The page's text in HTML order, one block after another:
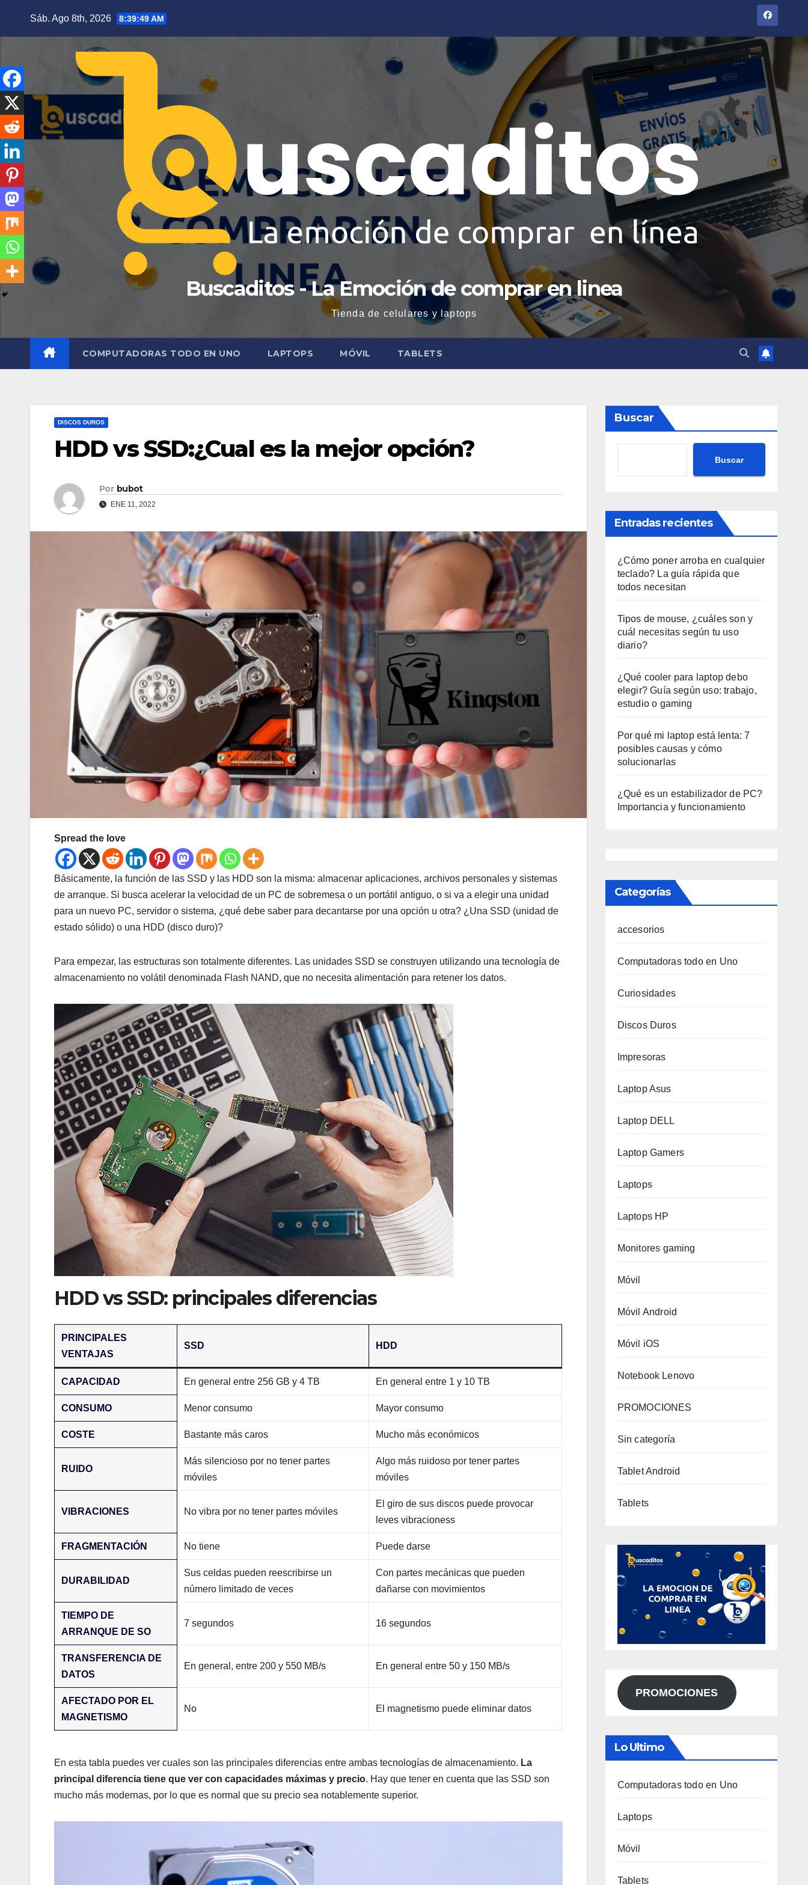
Sáb. Ago 8th, 2026 8:39:51 AM
Buscaditos - La Emoción de comprar en linea
Tienda de celulares y laptops
COMPUTADORAS TODO EN UNO LAPTOPS MÓVIL TABLETS
DISCOS DUROS
HDD vs SSD:¿Cual es la mejor opción?
Por bubot
ENE 11, 2022
Spread the love
Básicamente, la función de las SSD y las HDD son la misma: almacenar aplicaciones, archivos personales y sistemas
de arranque. Si busca acelerar la velocidad de un PC de sobremesa o un portátil antiguo, o si va a elegir una unidad
para un nuevo PC, servidor o sistema, ¿qué debe saber para decantarse por una opción u otra? ¿Una SSD (unidad de
estado sólido) o una HDD (disco duro)?
Para empezar, las estructuras son totalmente diferentes. Las unidades SSD se construyen utilizando una tecnología de
almacenamiento no volátil denominada Flash NAND, que no necesita alimentación para retener los datos.
HDD vs SSD: principales diferencias
PRINCIPALES
VENTAJAS
SSD HDD
CAPACIDAD En general entre 256 GB y 4 TB En general entre 1 y 10 TB
CONSUMO Menor consumo Mayor consumo
COSTE Bastante más caros Mucho más económicos
RUIDO
Más silencioso por no tener partes
móviles
Algo más ruidoso por tener partes
móviles
VIBRACIONES No vibra por no tener partes móviles
El giro de sus discos puede provocar
leves vibracioness
FRAGMENTACIÓN No tiene Puede darse
DURABILIDAD
Sus celdas pueden reescribirse un
número limitado de veces
Con partes mecánicas que pueden
dañarse con movimientos
TIEMPO DE
ARRANQUE DE SO
7 segundos 16 segundos
TRANSFERENCIA DE
DATOS
En general, entre 200 y 550 MB/s En general entre 50 y 150 MB/s
AFECTADO POR EL
MAGNETISMO
No El magnetismo puede eliminar datos
En esta tabla puedes ver cuales son las principales diferencias entre ambas tecnologías de almacenamiento. La
principal diferencia tiene que ver con capacidades máximas y precio. Hay que tener en cuenta que las SSD son
mucho más modernas, por lo que es normal que su precio sea notablemente superior.
Buscar
Buscar
Entradas recientes
¿Cómo poner arroba en cualquier
teclado? La guía rápida que
todos necesitan
Tipos de mouse, ¿cuáles son y
cuál necesitas según tu uso
diario?
¿Qué cooler para laptop debo
elegir? Guía según uso: trabajo,
estudio o gaming
Por qué mi laptop está lenta: 7
posibles causas y cómo
solucionarlas
¿Qué es un estabilizador de PC?
Importancia y funcionamiento
Categorías
accesorios
Computadoras todo en Uno
Curiosidades
Discos Duros
Impresoras
Laptop Asus
Laptop DELL
Laptop Gamers
Laptops
Laptops HP
Monitores gaming
Móvil
Móvil Android
Móvil iOS
Notebook Lenovo
PROMOCIONES
Sin categoría
Tablet Android
Tablets
PROMOCIONES
Lo Ultimo
Computadoras todo en Uno
Laptops
Móvil
Tablets